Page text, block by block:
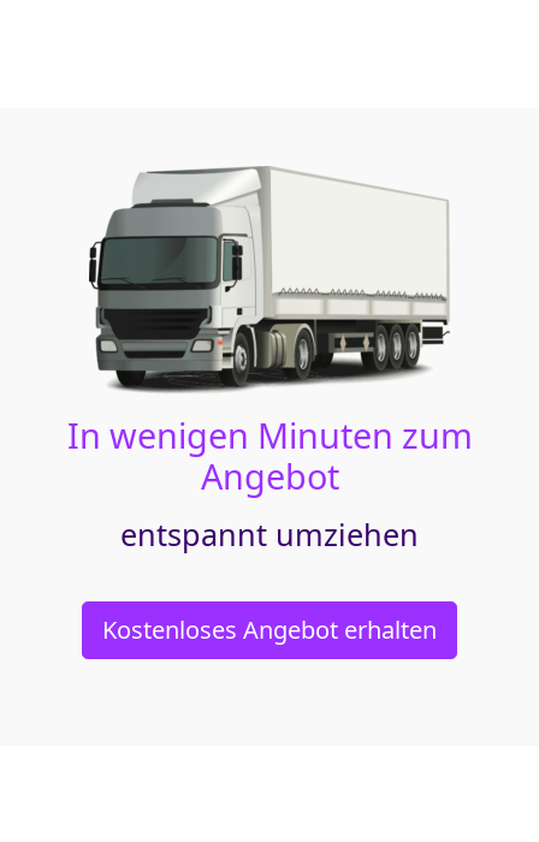
In wenigen Minuten zum
Angebot
entspannt umziehen
Kostenloses Angebot erhalten